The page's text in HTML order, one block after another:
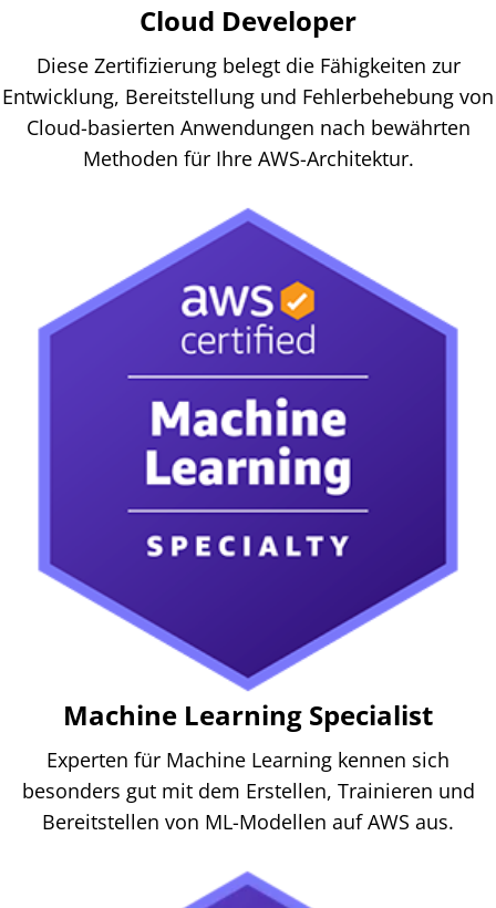
Cloud Developer
Diese Zertifizierung belegt die Fähigkeiten zur
Entwicklung, Bereitstellung und Fehlerbehebung von
Cloud-basierten Anwendungen nach bewährten
Methoden für Ihre AWS-Architektur.
Machine Learning Specialist
Experten für Machine Learning kennen sich
besonders gut mit dem Erstellen, Trainieren und
Bereitstellen von ML-Modellen auf AWS aus.